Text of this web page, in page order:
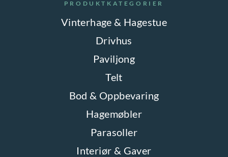
PRODUKTKATEGORIER
Vinterhage & Hagestue
Drivhus
Paviljong
Telt
Bod & Oppbevaring
Hagemøbler
Parasoller
Interiør & Gaver